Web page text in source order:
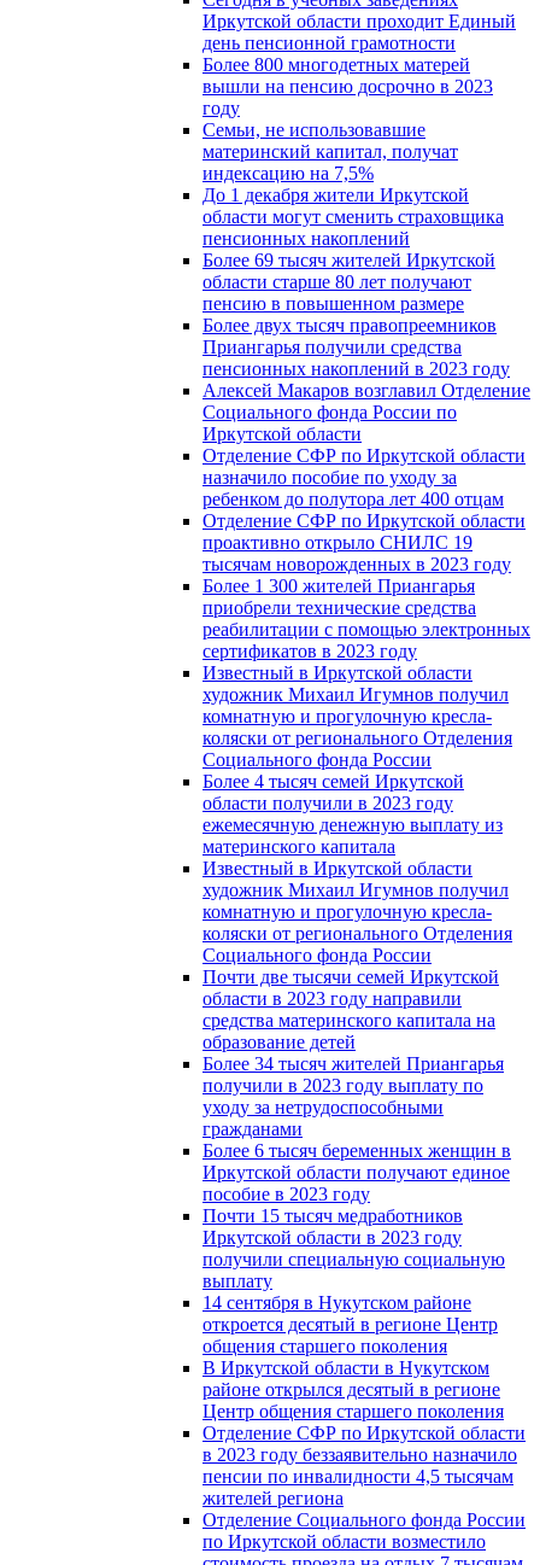
Иркутской области проходит Единый
день пенсионной грамотности
Более 800 многодетных матерей
вышли на пенсию досрочно в 2023
году
Семьи, не использовавшие
материнский капитал, получат
индексацию на 7,5%
До 1 декабря жители Иркутской
области могут сменить страховщика
пенсионных накоплений
Более 69 тысяч жителей Иркутской
области старше 80 лет получают
пенсию в повышенном размере
Более двух тысяч правопреемников
Приангарья получили средства
пенсионных накоплений в 2023 году
Алексей Макаров возглавил Отделение
Социального фонда России по
Иркутской области
Отделение СФР по Иркутской области
назначило пособие по уходу за
ребенком до полутора лет 400 отцам
Отделение СФР по Иркутской области
проактивно открыло СНИЛС 19
тысячам новорожденных в 2023 году
Более 1 300 жителей Приангарья
приобрели технические средства
реабилитации с помощью электронных
сертификатов в 2023 году
Известный в Иркутской области
художник Михаил Игумнов получил
комнатную и прогулочную кресла-
коляски от регионального Отделения
Социального фонда России
Более 4 тысяч семей Иркутской
области получили в 2023 году
ежемесячную денежную выплату из
материнского капитала
Известный в Иркутской области
художник Михаил Игумнов получил
комнатную и прогулочную кресла-
коляски от регионального Отделения
Социального фонда России
Почти две тысячи семей Иркутской
области в 2023 году направили
средства материнского капитала на
образование детей
Более 34 тысяч жителей Приангарья
получили в 2023 году выплату по
уходу за нетрудоспособными
гражданами
Более 6 тысяч беременных женщин в
Иркутской области получают единое
пособие в 2023 году
Почти 15 тысяч медработников
Иркутской области в 2023 году
получили специальную социальную
выплату
14 сентября в Нукутском районе
откроется десятый в регионе Центр
общения старшего поколения
В Иркутской области в Нукутском
районе открылся десятый в регионе
Центр общения старшего поколения
Отделение СФР по Иркутской области
в 2023 году беззаявительно назначило
пенсии по инвалидности 4,5 тысячам
жителей региона
Отделение Социального фонда России
по Иркутской области возместило